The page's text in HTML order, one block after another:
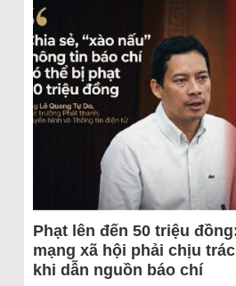
Phạt lên đến 50 triệu
mạng xã hội phải chịu
khi dẫn nguồn báo chí